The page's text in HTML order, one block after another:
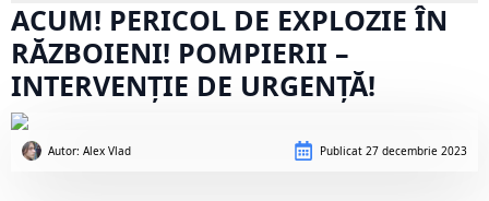
ACUM! PERICOL DE EXPLOZIE ÎN
RĂZBOIENI! POMPIERII –
INTERVENȚIE DE URGENȚĂ!
Autor: Alex Vlad Publicat 27 decembrie 2023